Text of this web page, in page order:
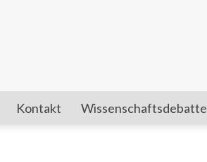
Kontakt Wissenschaftsdebatte